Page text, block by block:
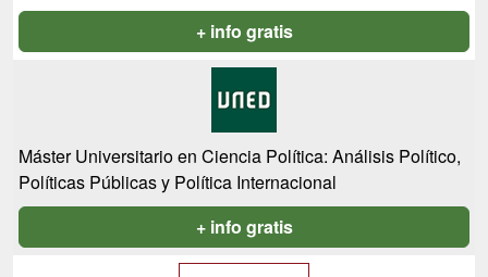
+ info gratis
Máster Universitario en Ciencia Política: Análisis Político,
Políticas Públicas y Política Internacional
+ info gratis